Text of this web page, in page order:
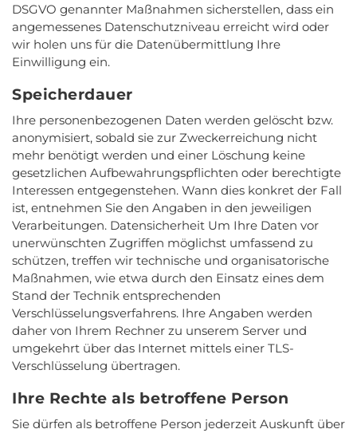
DSGVO genannter Maßnahmen sicherstellen, dass ein
angemessenes Datenschutzniveau erreicht wird oder
wir holen uns für die Datenübermittlung Ihre
Einwilligung ein.
Speicherdauer
Ihre personenbezogenen Daten werden gelöscht bzw.
anonymisiert, sobald sie zur Zweckerreichung nicht
mehr benötigt werden und einer Löschung keine
gesetzlichen Aufbewahrungspflichten oder berechtigte
Interessen entgegenstehen. Wann dies konkret der Fall
ist, entnehmen Sie den Angaben in den jeweiligen
Verarbeitungen. Datensicherheit Um Ihre Daten vor
unerwünschten Zugriffen möglichst umfassend zu
schützen, treffen wir technische und organisatorische
Maßnahmen, wie etwa durch den Einsatz eines dem
Stand der Technik entsprechenden
Verschlüsselungsverfahrens. Ihre Angaben werden
daher von Ihrem Rechner zu unserem Server und
umgekehrt über das Internet mittels einer TLS-
Verschlüsselung übertragen.
Ihre Rechte als betroffene Person
Sie dürfen als betroffene Person jederzeit Auskunft über